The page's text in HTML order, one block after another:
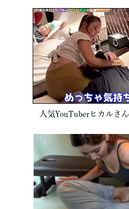
人気YouTuberヒカルさ